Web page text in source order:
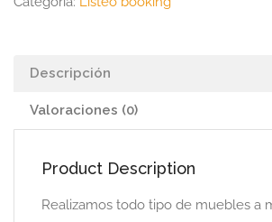
Descripción
Valoraciones (0)
Product Description
Realizamos todo tipo de muebles a